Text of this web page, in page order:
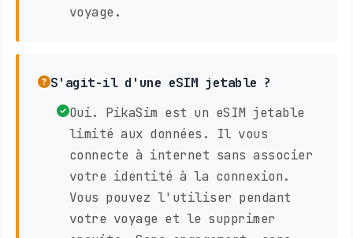
voyage.
S'agit-il d'une eSIM jetable ?
Oui. PikaSim est un eSIM jetable
limité aux données. Il vous
connecte à internet sans associer
votre identité à la connexion.
Vous pouvez l'utiliser pendant
votre voyage et le supprimer